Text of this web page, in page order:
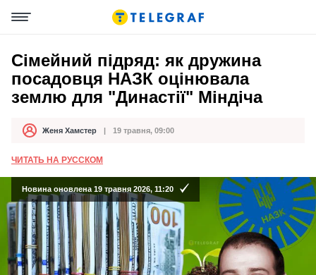
Сімейний підряд: як дружина
посадовця НАЗК оцінювала
землю для "Династії" Міндіча
АвторЖеня Хамстер
Дата публікації 19 травня, 09:00
ЧИТАТЬ НА РУССКОМ
Новина оновлена 19 травня 2026, 11:20